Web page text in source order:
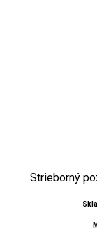
Strieborný